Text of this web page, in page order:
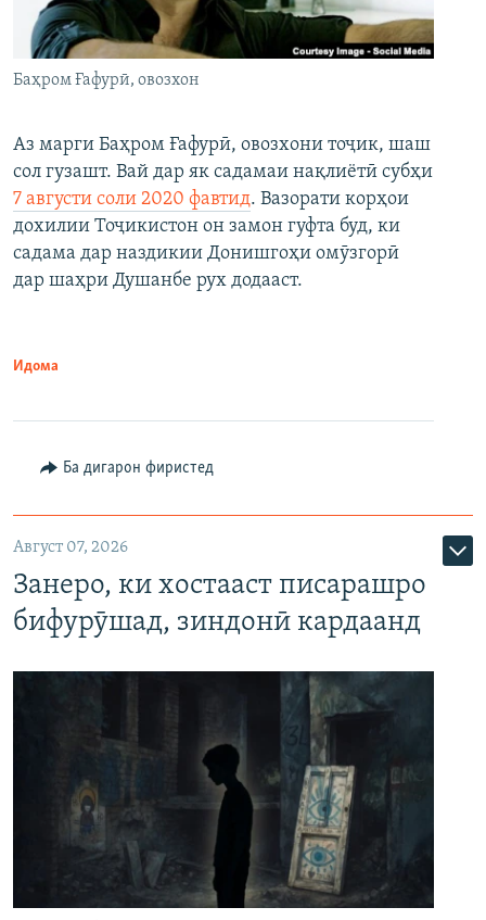
Баҳром Ғафурӣ, овозхон
Аз марги Баҳром Ғафурӣ, овозхони тоҷик, шаш
сол гузашт. Вай дар як садамаи нақлиётӣ субҳи
7 августи соли 2020 фавтид. Вазорати корҳои
дохилии Тоҷикистон он замон гуфта буд, ки
садама дар наздикии Донишгоҳи омӯзгорӣ
дар шаҳри Душанбе рух додааст.
Идома
Ба дигарон фиристед
Август 07, 2026
Занеро, ки хостааст писарашро
бифурӯшад, зиндонӣ кардаанд